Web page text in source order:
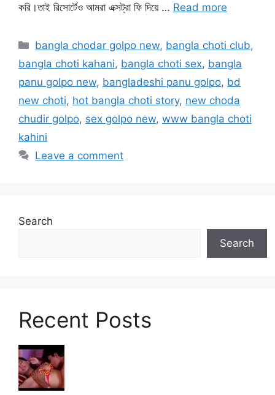
করি।তাই রিসোর্টেও আমরা এক্সট্রা ফি দিয়ে … Read more
Categories
bangla chodar golpo new, bangla choti club,
bangla choti kahani, bangla choti sex, bangla
panu golpo new, bangladeshi panu golpo, bd
new choti, hot bangla choti story, new choda
chudir golpo, sex golpo new, www bangla choti
kahini
Leave a comment
Search
Search
Recent Posts